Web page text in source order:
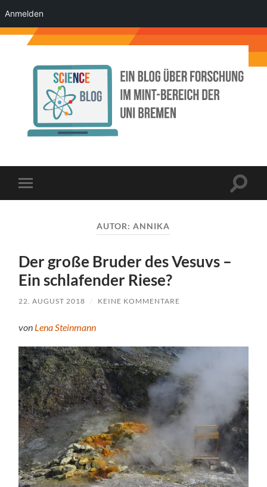
Anmelden
der
Menü
AUTOR:ANNIKA
Der große Bruder des Vesuvs –
Ein schlafender Riese?
22. AUGUST 2018 / KEINE KOMMENTARE
von Lena Steinmann